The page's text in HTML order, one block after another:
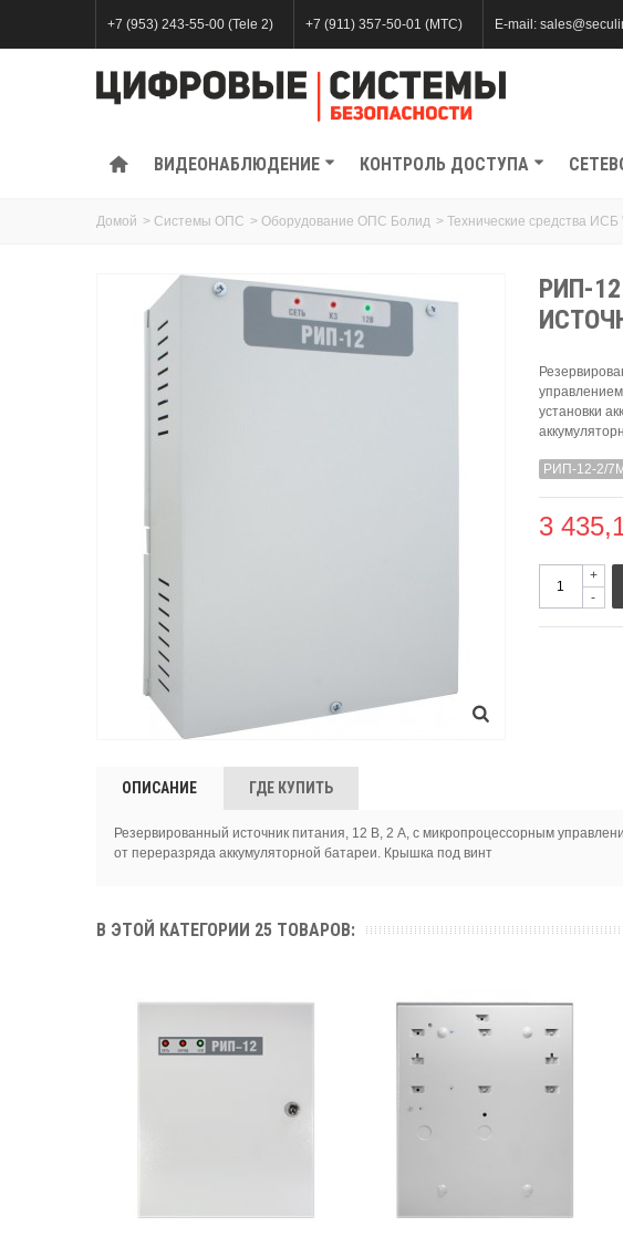
+7 (953) 243-55-00 (Tele 2) +7 (911) 357-50-01 (МТС) E-mail:
ВИДЕОНАБЛЮДЕНИЕ КОНТРОЛЬ ДОСТУПА
Домой > Системы ОПС > Оборудование ОПС Болид > Технические средства
РИП-
установки
РИП-12-2/
3
-
+
ОПИСАНИЕ ГДЕ КУПИТЬ
Резервированный источник питания, 12 В, 2 А, с микропроцессорным
от переразряда аккумуляторной батареи. Крышка под винт
В ЭТОЙ КАТЕГОРИИ 25 ТОВАРОВ: